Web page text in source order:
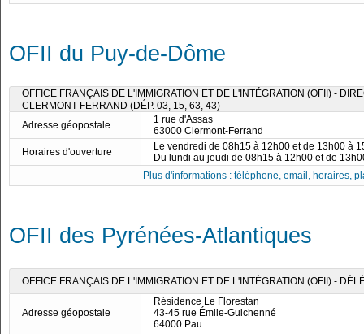
OFII du Puy-de-Dôme
OFFICE FRANÇAIS DE L'IMMIGRATION ET DE L'INTÉGRATION (OFII) -
CLERMONT-FERRAND (DÉP. 03, 15, 63, 43)
Adresse géopostale
1 rue d'Assas
63000 Clermont-Ferrand
Horaires d'ouverture
Le vendredi de 08h15 à 12h00 et de 13h00 à
Du lundi au jeudi de 08h15 à 12h00 et de
Plus d'informations : téléphone, email, horaires,
OFII des Pyrénées-Atlantiques
OFFICE FRANÇAIS DE L'IMMIGRATION ET DE L'INTÉGRATION (OFII) -
Adresse géopostale
Résidence Le Florestan
43-45 rue Émile-Guichenné
64000 Pau